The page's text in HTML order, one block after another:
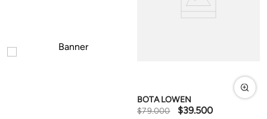
BOTA LOWEN
$79.000 $39.500